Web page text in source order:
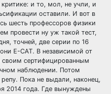
и то, мол, не учли, и
оставили. И вот в
шесть профессоров физики
провести ну уж такой тест,
точней, две серии по 16
Е-САТ. В независимой от
своим сертифицированным
наблюдении. Потом
Пока не выдали, наконец,
2014 года. Где вынуждены